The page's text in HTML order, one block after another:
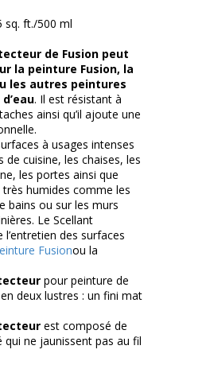
sq. ft./500 ml
de Fusion peut
la peinture Fusion, la
les autres peintures
. Il est résistant à
ainsi qu’il ajoute une
à usages intenses
de cuisine, les chaises, les
les portes ainsi que
humides comme les
bains ou sur les murs
Le Scellant
des surfaces
Fusionou la
pour peinture de
deux lustres : un fini mat
est composé de
qui ne jaunissent pas au fil